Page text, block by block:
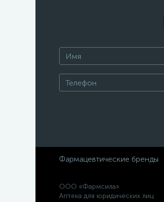
Фармацевтические бренды
ООО «Фармсила»
Аптека для юридических лиц